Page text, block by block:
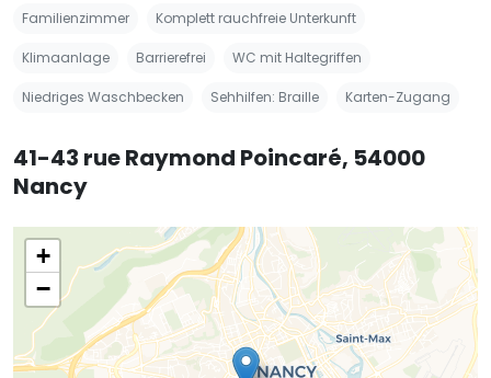
Familienzimmer Komplett rauchfreie Unterkunft
Klimaanlage Barrierefrei WC mit Haltegriffen
Niedriges Waschbecken Sehhilfen: Braille Karten-Zugang
41-43 rue Raymond Poincaré, 54000
Nancy
+
−